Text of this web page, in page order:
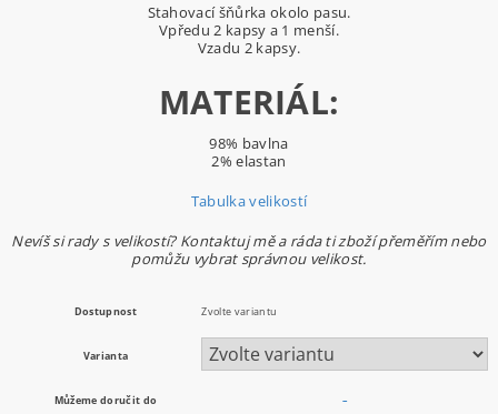
Stahovací šňůrka okolo pasu.
Vpředu 2 kapsy a 1 menší.
Vzadu 2 kapsy.
MATERIÁL:
98% bavlna
2% elastan
Tabulka velikostí
Nevíš si rady s velikostí? Kontaktuj mě a ráda ti zboží přeměřím nebo
pomůžu vybrat správnou velikost.
Dostupnost Zvolte variantu
Varianta
Můžeme doručit do –